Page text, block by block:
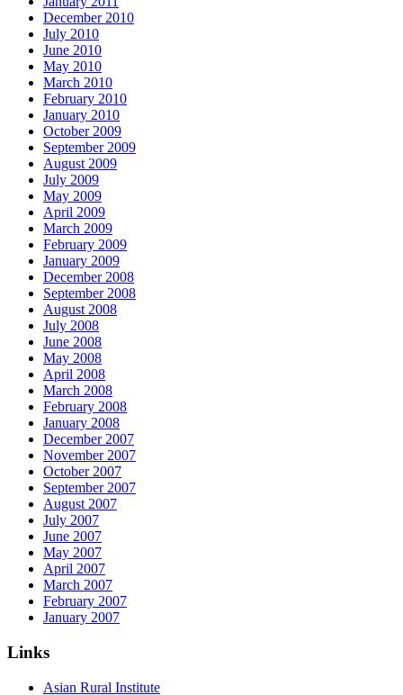
December 2010
July 2010
June 2010
May 2010
March 2010
February 2010
January 2010
October 2009
September 2009
August 2009
July 2009
May 2009
April 2009
March 2009
February 2009
January 2009
December 2008
September 2008
August 2008
July 2008
June 2008
May 2008
April 2008
March 2008
February 2008
January 2008
December 2007
November 2007
October 2007
September 2007
August 2007
July 2007
June 2007
May 2007
April 2007
March 2007
February 2007
January 2007
Links
Asian Rural Institute